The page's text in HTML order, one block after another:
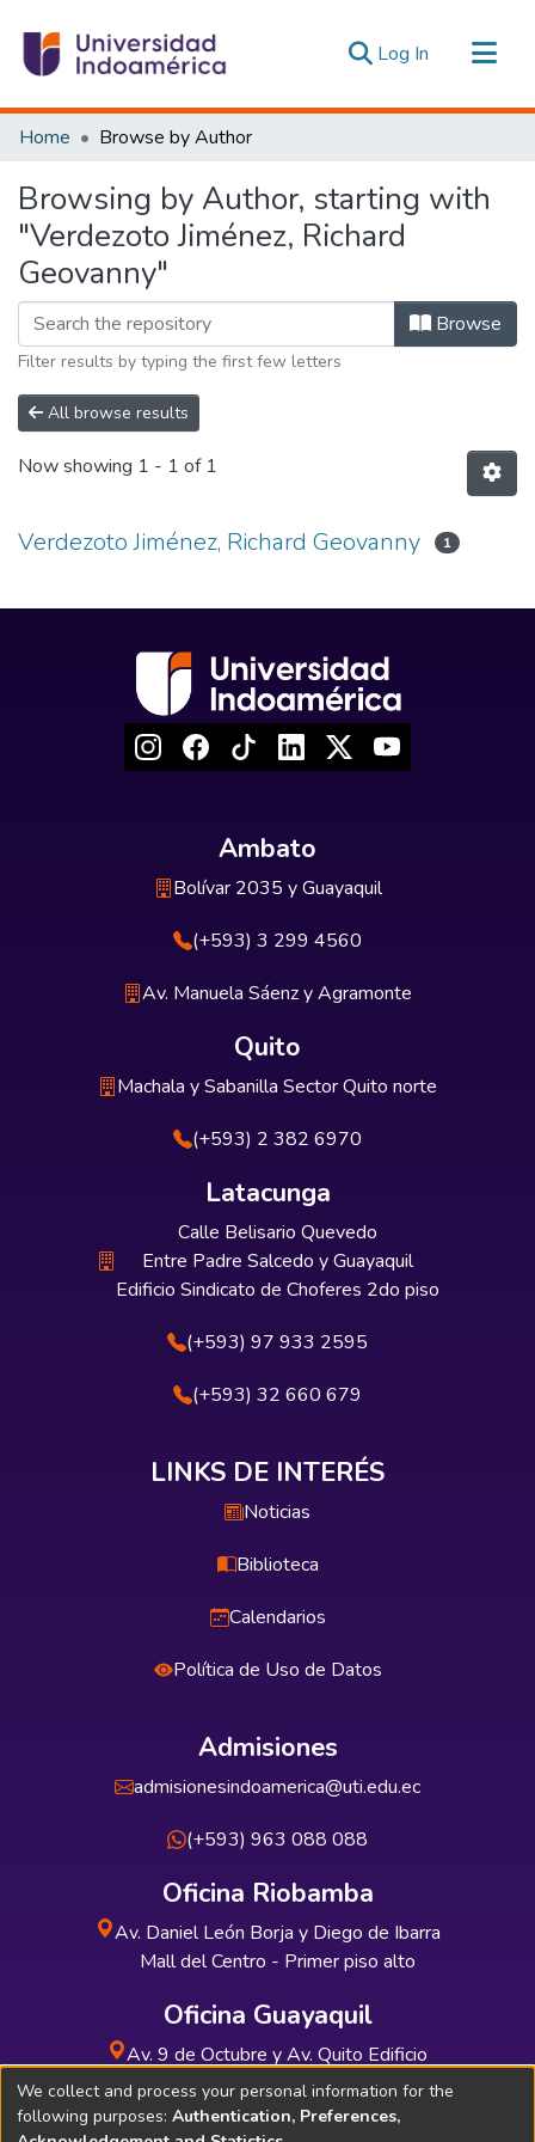
Log In (current)
Communities & Collections
Estadísticas Externas
Home Browse by Author
Browsing by Author, starting with
"Verdezoto Jiménez, Richard
Geovanny"
Browse
Filter results by typing the first few letters
All browse results
Now showing 1 - 1 of 1
Verdezoto Jiménez, Richard Geovanny 1
Ambato
Bolívar 2035 y Guayaquil
(+593) 3 299 4560
Av. Manuela Sáenz y Agramonte
Quito
Machala y Sabanilla Sector Quito norte
(+593) 2 382 6970
Latacunga
Calle Belisario Quevedo
Entre Padre Salcedo y Guayaquil
Edificio Sindicato de Choferes 2do piso
(+593) 97 933 2595
(+593) 32 660 679
LINKS DE INTERÉS
Noticias
Biblioteca
Calendarios
Política de Uso de Datos
Admisiones
admisionesindoamerica@uti.edu.ec
(+593) 963 088 088
Oficina Riobamba
Av. Daniel León Borja y Diego de Ibarra
Mall del Centro - Primer piso alto
Oficina Guayaquil
Av. 9 de Octubre y Av. Quito Edificio
INDUAUTO - Planta baja
We collect and process your personal information for the
following purposes: Authentication, Preferences,